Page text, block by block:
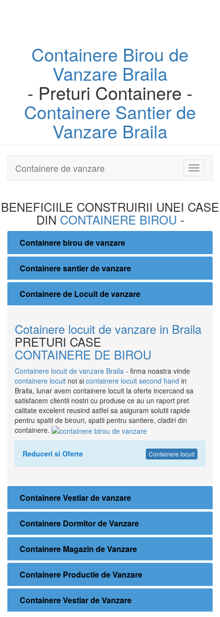
Containere Birou de
Vanzare Braila
- Preturi Containere -
Containere Santier de
Vanzare Braila
Toggle
Containere de vanzare
BENEFICIILE CONSTRUIRII UNEI CASE
DIN CONTAINERE BIROU -
Containere birou de vanzare
Containere santier de vanzare
Containere de Locuit de vanzare
Cotainere locuit de vanzare in Braila
PRETURI CASE
CONTAINERE DE BIROU
Containere locuit de vanzare Braila - firma noastra vinde
containere locuit noi si containere locuit second hand in
Braila, lunar avem containere locuit la oferte incercand sa
satisfacem clientii nostri cu produse ce au un raport pret
calitate excelent reusind astfel sa asiguram solutii rapide
pentru spatii de birouri, spatii pentru santiere, cladiri din
containere.
Containere locuit
Reduceri si Oferte
Containere Vestiar de vanzare
Containere Dormitor de Vanzare
Containere Magazin de Vanzare
Containere Productie de Vanzare
Containere Vestiar de Vanzare